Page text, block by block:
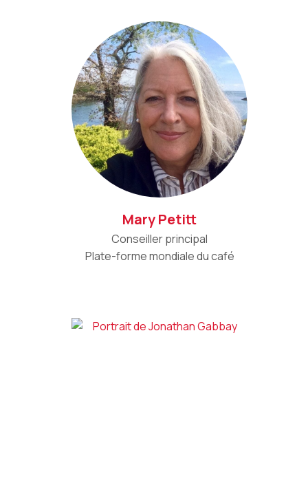
Mary Petitt
Conseiller principal
Plate-forme mondiale du café